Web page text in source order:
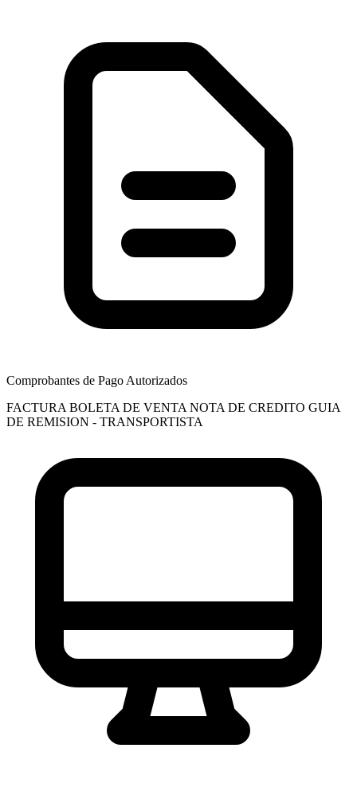
Comprobantes de Pago Autorizados
FACTURA BOLETA DE VENTA NOTA DE CREDITO GUIA
DE REMISION - TRANSPORTISTA